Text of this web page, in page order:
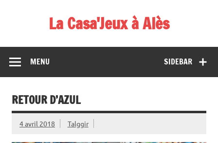
La Casa'Jeux à Alès
démos et de tournois
SIDEBAR
MENU
RETOUR D’AZUL
4 avril 2018 Talggir